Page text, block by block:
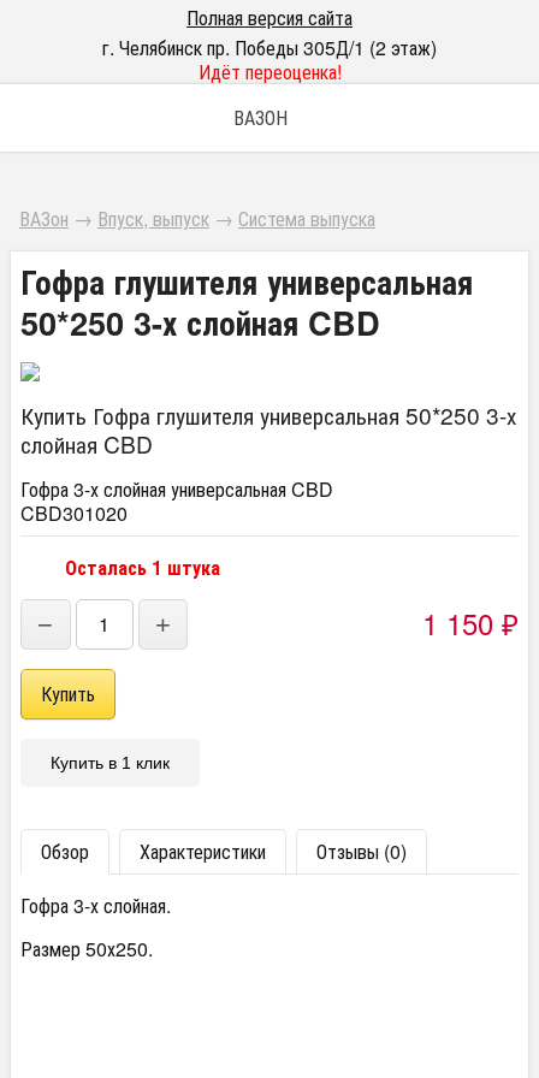
Полная версия сайта
г. Челябинск пр. Победы 305Д/1 (2 этаж)
Идёт переоценка!
ВАЗОН
ВАЗон → Впуск, выпуск → Система выпуска
Гофра глушителя универсальная
50*250 3-х слойная CBD
Купить Гофра глушителя универсальная 50*250 3-х
слойная CBD
Гофра 3-х слойная универсальная CBD
CBD301020
Осталась 1 штука
− + 1 150 ₽
Купить в 1 клик
Обзор Характеристики
Отзывы (0)
Гофра 3-х слойная.
Размер 50х250.